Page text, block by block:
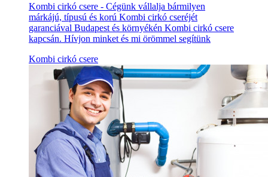
Kombi cirkó csere - Cégünk vállalja bármilyen
márkájú, típusú és korú Kombi cirkó cseréjét
garanciával Budapest és környékén Kombi cirkó csere
kapcsán. Hívjon minket és mi örömmel segítünk
Kombi cirkó csere